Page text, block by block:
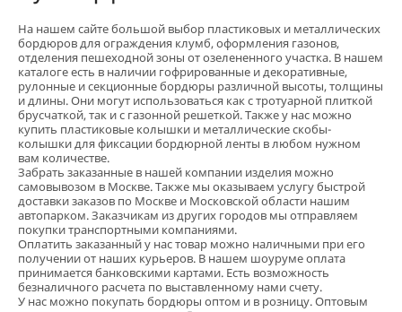
На нашем сайте большой выбор пластиковых и металлических
бордюров для ограждения клумб, оформления газонов,
отделения пешеходной зоны от озелененного участка. В нашем
каталоге есть в наличии гофрированные и декоративные,
рулонные и секционные бордюры различной высоты, толщины
и длины. Они могут использоваться как с тротуарной плиткой
брусчаткой, так и с газонной решеткой. Также у нас можно
купить пластиковые колышки и металлические скобы-
колышки для фиксации бордюрной ленты в любом нужном
вам количестве.
Забрать заказанные в нашей компании изделия можно
самовывозом в Москве. Также мы оказываем услугу быстрой
доставки заказов по Москве и Московской области нашим
автопарком. Заказчикам из других городов мы отправляем
покупки транспортными компаниями.
Оплатить заказанный у нас товар можно наличными при его
получении от наших курьеров. В нашем шоуруме оплата
принимается банковскими картами. Есть возможность
безналичного расчета по выставленному нами счету.
У нас можно покупать бордюры оптом и в розницу. Оптовым